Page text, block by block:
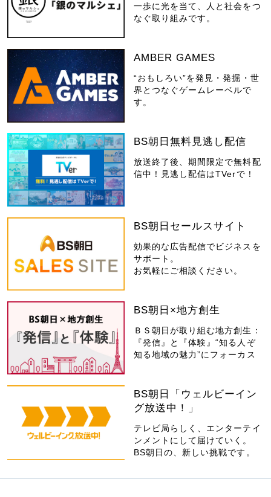
一歩に光を当て、人と社会をつ
なぐ取り組みです。
AMBER GAMES
“おもしろい”を発見・発掘・世
界とつなぐゲームレーベルで
す。
BS朝日無料見逃し配信
放送終了後、期間限定で無料配
信中！見逃し配信はTVerで！
BS朝日セールスサイト
効果的な広告配信でビジネスを
サポート。
お気軽にご相談ください。
BS朝日×地方創生
ＢＳ朝日が取り組む地方創生：
『発信』と『体験』“知る人ぞ
知る地域の魅力”にフォーカス
BS朝日「ウェルビーイン
グ放送中！」
テレビ局らしく、エンターテイ
ンメントにして届けていく。
BS朝日の、新しい挑戦です。